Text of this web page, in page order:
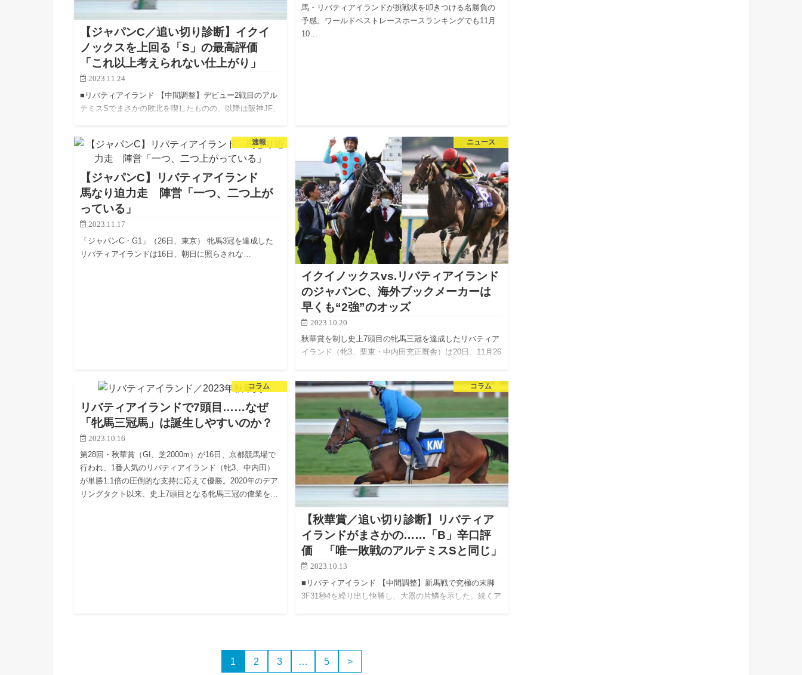
【ジャパンC／追い切り診断】イクイ
ノックスを上回る「S」の最高評価
「これ以上考えられない仕上がり」
2023.11.24
■リバティアイランド 【中間調整】デビュー2戦目のアル
テミスSでまさかの敗北を喫したものの、以降は阪神JF、
賞。道中中…
馬・リバティアイランドが挑戦状を叩きつける名勝負の
予感。ワールドベストレースホースランキングでも11月
10…
速報
【ジャパンC】リバティアイランド
馬なり迫力走 陣営「一つ、二つ上が
っている」
2023.11.17
「ジャパンC・G1」（26日、東京） 牝馬3冠を達成した
リバティアイランドは16日、朝日に照らされな…
ニュース
イクイノックスvs.リバティアイランド
のジャパンC、海外ブックメーカーは
早くも“2強”のオッズ
2023.10.20
秋華賞を制し史上7頭目の牝馬三冠を達成したリバティア
イランド（牝3、栗東・中内田充正厩舎）は20日、11月26
コラム
リバティアイランドで7頭目……なぜ
「牝馬三冠馬」は誕生しやすいのか？
2023.10.16
第28回・秋華賞（GI、芝2000m）が16日、京都競馬場で
行われ、1番人気のリバティアイランド（牝3、中内田）
が単勝1.1倍の圧倒的な支持に応えて優勝。2020年のデア
リングタクト以来、史上7頭目となる牝馬三冠の偉業を…
コラム
【秋華賞／追い切り診断】リバティア
イランドがまさかの……「B」辛口評
価 「唯一敗戦のアルテミスSと同じ」
2023.10.13
■リバティアイランド 【中間調整】新馬戦で究極の末脚
3F31秒4を繰り出し快勝し、大器の片鱗を示した。続くア
1 2 3 5 >